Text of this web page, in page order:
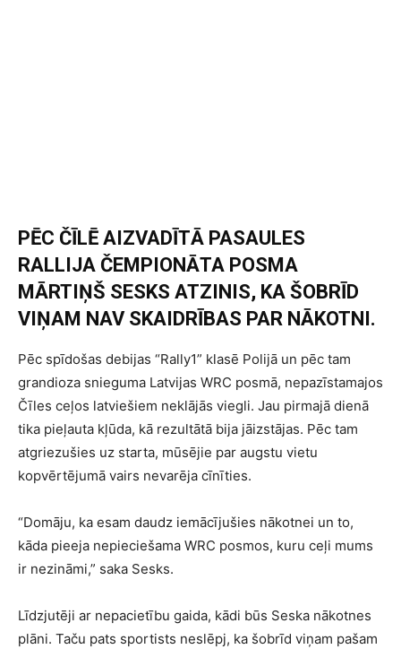
PĒC ČĪLĒ AIZVADĪTĀ PASAULES
RALLIJA ČEMPIONĀTA POSMA
MĀRTIŅŠ SESKS ATZINIS, KA ŠOBRĪD
VIŅAM NAV SKAIDRĪBAS PAR NĀKOTNI.
Pēc spīdošas debijas “Rally1” klasē Polijā un pēc tam
grandioza snieguma Latvijas WRC posmā, nepazīstamajos
Čīles ceļos latviešiem neklājās viegli. Jau pirmajā dienā
tika pieļauta kļūda, kā rezultātā bija jāizstājas. Pēc tam
atgriezušies uz starta, mūsējie par augstu vietu
kopvērtējumā vairs nevarēja cīnīties.
“Domāju, ka esam daudz iemācījušies nākotnei un to,
kāda pieeja nepieciešama WRC posmos, kuru ceļi mums
ir nezināmi,” saka Sesks.
Līdzjutēji ar nepacietību gaida, kādi būs Seska nākotnes
plāni. Taču pats sportists neslēpj, ka šobrīd viņam pašam